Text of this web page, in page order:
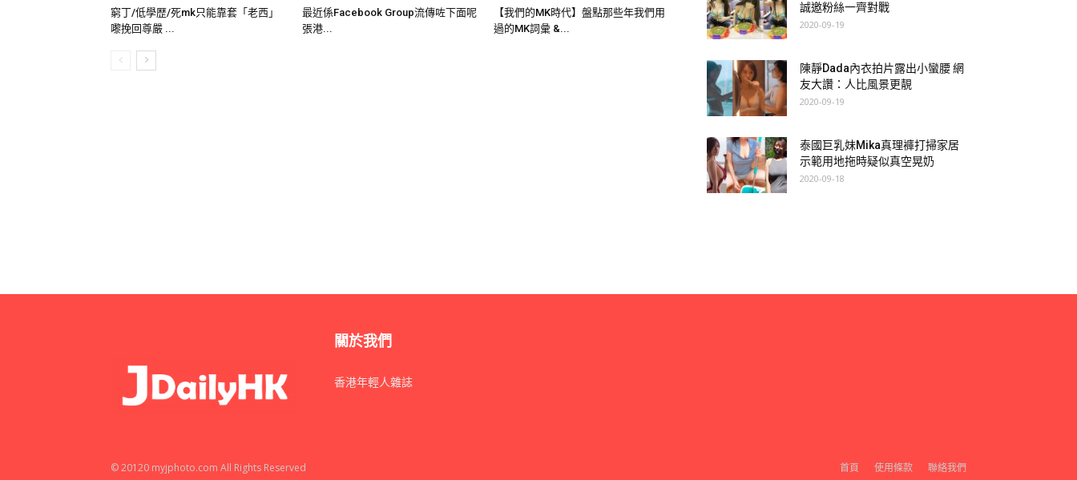
圖片翻攝/三立新聞
甚至當肇事家屬去詢問死者家屬需要什麼時，由於死者家屬過於悲痛直說著只希望自己女兒回來。
並且還暫住朋友家恐有逃亡之虞，當庭最終裁定以《殺人罪》聲押。
窮丁/低學歴/死mk只能靠套「老西」
嚟挽回尊嚴 ...
最近係Facebook Group流傳咗下面呢
張港...
【我們的MK時代】盤點那些年我們用
過的MK詞彙 &...
誠邀粉絲一齊對戰
2020-09-19
陳靜Dada內衣拍片露出小蠻腰 網
友大讚：人比風景更靚
2020-09-19
泰國巨乳妹Mika真理褲打掃家居
示範用地拖時疑似真空晃奶
2020-09-18
關於我們
香港年輕人雜誌
首頁 使用條款 聯絡我們
© 20120 myjphoto.com All Rights Reserved